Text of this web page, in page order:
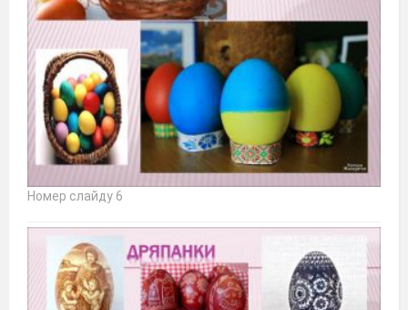
Номер слайду 6